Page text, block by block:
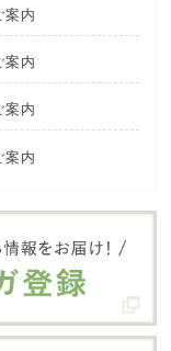
案内
案内
案内
案内